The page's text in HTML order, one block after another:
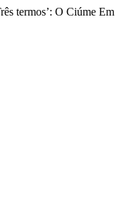
termos’: O Ciúme